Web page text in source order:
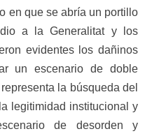
en que se abría un portillo
a la Generalitat y los
evidentes los dañinos
un escenario de doble
la búsqueda del
legitimidad institucional y
de desorden y